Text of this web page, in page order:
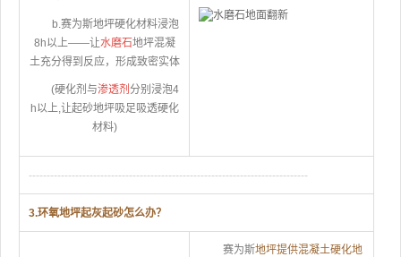
b.赛为斯地坪硬化材料浸泡
8h以上——让水磨石地坪混凝
土充分得到反应，形成致密实体
(硬化剂与渗透剂 分别浸泡4
h以上,让起砂地坪吸足吸透硬化
材料)
------------------------------------------------------------------------------
3.环氧地坪起灰起砂怎么办？
赛为斯地坪提供混凝土硬化地